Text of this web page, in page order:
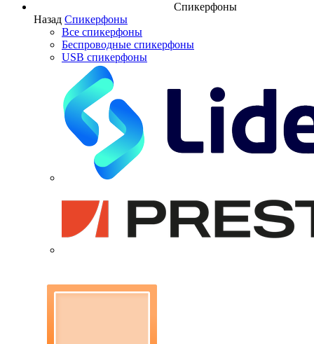
Спикерфоны
Назад Спикерфоны
Все спикерфоны
Беспроводные спикерфоны
USB спикерфоны